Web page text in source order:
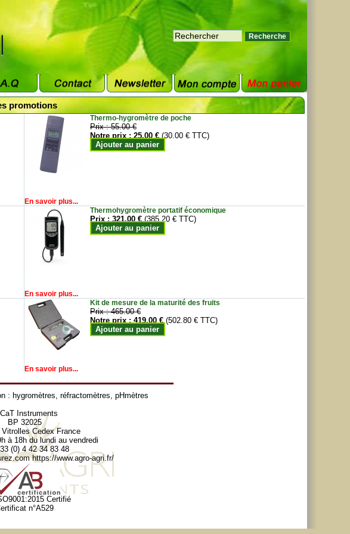
promotions
Thermo-hygromètre de poche
Prix :55.00 €
Notre prix :25.00 € (30.00 € TTC)
Ajouter au panier
En savoir plus...
Thermohygromètre portatif économique
Prix :321.00 € (385.20 € TTC)
Ajouter au panier
En savoir plus...
Kit de mesure de la maturité des fruits
Prix :465.00 €
Notre prix :419.00 € (502.80 € TTC)
Ajouter au panier
En savoir plus...
: hygromètres, réfractomètres, pHmètres
Instruments
BP 32025
Vitrolles Cedex France
à 18h du lundi au vendredi
(0) 4 42 34 83 48
https://www.agro-agri.fr/
Certifié
n°A529